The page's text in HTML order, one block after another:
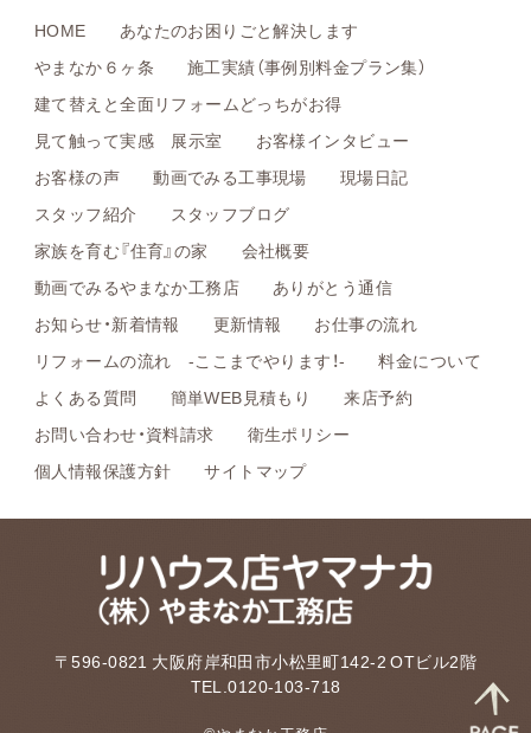
HOME
あなたのお困りごと解決します
やまなか６ヶ条
施工実績（事例別料金プラン集）
建て替えと全面リフォームどっちがお得
見て触って実感 展示室
お客様インタビュー
お客様の声
動画でみる工事現場
現場日記
スタッフ紹介
スタッフブログ
家族を育む『住育』の家
会社概要
動画でみるやまなか工務店
ありがとう通信
お知らせ・新着情報
更新情報
お仕事の流れ
リフォームの流れ -ここまでやります！-
料金について
よくある質問
簡単WEB見積もり
来店予約
お問い合わせ・資料請求
衛生ポリシー
個人情報保護方針
サイトマップ
〒596-0821 大阪府岸和田市小松里町142-2 OTビル2階
TEL.0120-103-718